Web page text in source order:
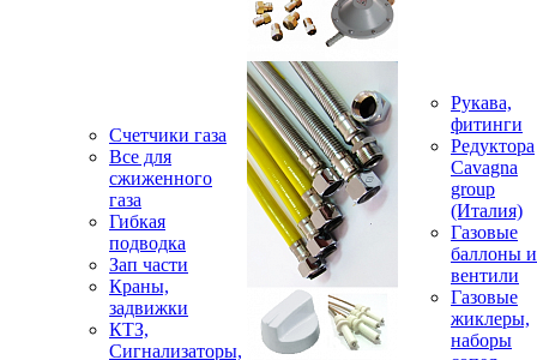
Счетчики газа
Все для
сжиженного
газа
Гибкая
подводка
Зап части
Краны,
задвижки
КТЗ,
Сигнализаторы,
Рукава,
фитинги
Редуктора
Cavagna
group
(Италия)
Газовые
баллоны и
вентили
Газовые
жиклеры,
наборы